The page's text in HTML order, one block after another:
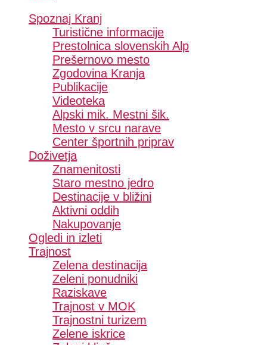
Spoznaj Kranj
Turistične informacije
Prestolnica slovenskih Alp
Prešernovo mesto
Zgodovina Kranja
Publikacije
Videoteka
Alpski mik. Mestni šik.
Mesto v srcu narave
Center športnih priprav
Doživetja
Znamenitosti
Staro mestno jedro
Destinacije v bližini
Aktivni oddih
Nakupovanje
Ogledi in izleti
Trajnost
Zelena destinacija
Zeleni ponudniki
Raziskave
Trajnost v MOK
Trajnostni turizem
Zelene iskrice